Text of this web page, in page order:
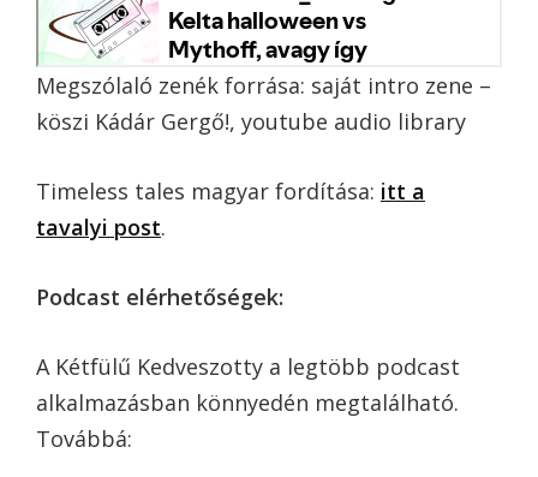
Megszólaló zenék forrása: saját intro zene –
köszi Kádár Gergő!, youtube audio library
Timeless tales magyar fordítása: itt a
tavalyi post.
Podcast elérhetőségek:
A Kétfülű Kedveszotty a legtöbb podcast
alkalmazásban könnyedén megtalálható.
Továbbá: